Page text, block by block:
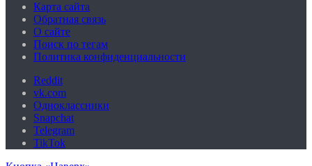
Карта сайта
Обратная связь
О сайте
Поиск по тегам
Политика конфиденциальности
Reddit
vk.com
Одноклассники
Snapchat
Telegram
TikTok